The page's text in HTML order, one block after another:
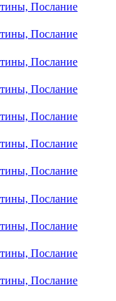
Послание
Послание
Послание
Послание
Послание
Послание
Послание
Послание
Послание
Послание
Послание